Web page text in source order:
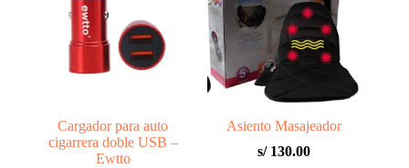
Cargador para auto
cigarrera doble USB –
Ewtto
Asiento Masajeador
s/130.00